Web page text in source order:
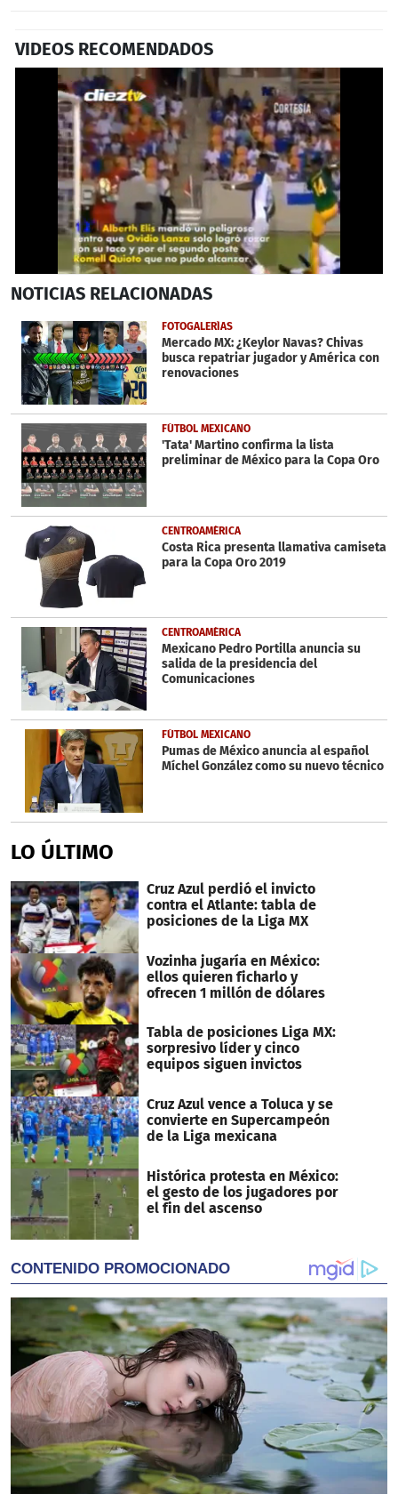
VIDEOS RECOMENDADOS
seconds
1
minute,
24
seconds
NOTICIAS RELACIONADAS
FOTOGALERÍAS
Mercado MX: ¿Keylor Navas? Chivas
busca repatriar jugador y América con
renovaciones
FÚTBOL MEXICANO
'Tata' Martino confirma la lista
preliminar de México para la Copa Oro
CENTROAMÉRICA
Costa Rica presenta llamativa camiseta
para la Copa Oro 2019
CENTROAMÉRICA
Mexicano Pedro Portilla anuncia su
salida de la presidencia del
Comunicaciones
FÚTBOL MEXICANO
Pumas de México anuncia al español
Míchel González como su nuevo técnico
LO ÚLTIMO
Cruz Azul perdió el invicto
contra el Atlante: tabla de
posiciones de la Liga MX
Vozinha jugaría en México:
ellos quieren ficharlo y
ofrecen 1 millón de dólares
Tabla de posiciones Liga MX:
sorpresivo líder y cinco
equipos siguen invictos
Cruz Azul vence a Toluca y se
convierte en Supercampeón
de la Liga mexicana
Histórica protesta en México:
el gesto de los jugadores por
el fin del ascenso